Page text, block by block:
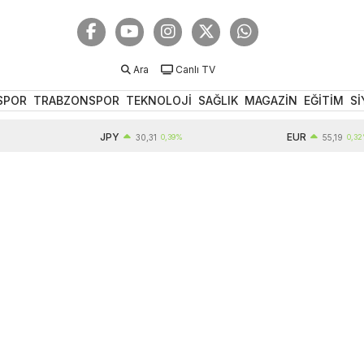
Ara Canlı TV
TRABZONSPOR TEKNOLOJİ SAĞLIK MAGAZİN EĞİTİM
30,31 0,39% 55,19 0,32%